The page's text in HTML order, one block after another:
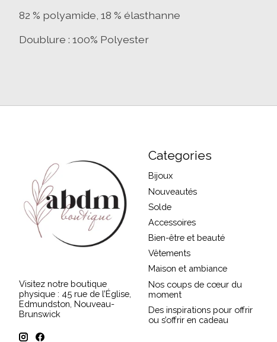
82 % polyamide, 18 % élasthanne
Doublure : 100% Polyester
Visitez notre boutique
physique : 45 rue de l’Église,
Edmundston, Nouveau-
Brunswick
Categories
Bijoux
Nouveautés
Solde
Accessoires
Bien-être et beauté
Vêtements
Maison et ambiance
Nos coups de cœur du
moment
Des inspirations pour offrir
ou s’offrir en cadeau